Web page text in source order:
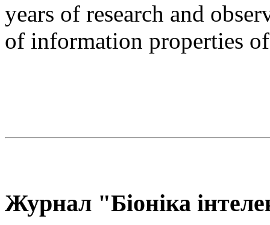
years of research and
of information properties
Журнал "Біоніка